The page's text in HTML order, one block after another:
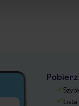
Pobierz